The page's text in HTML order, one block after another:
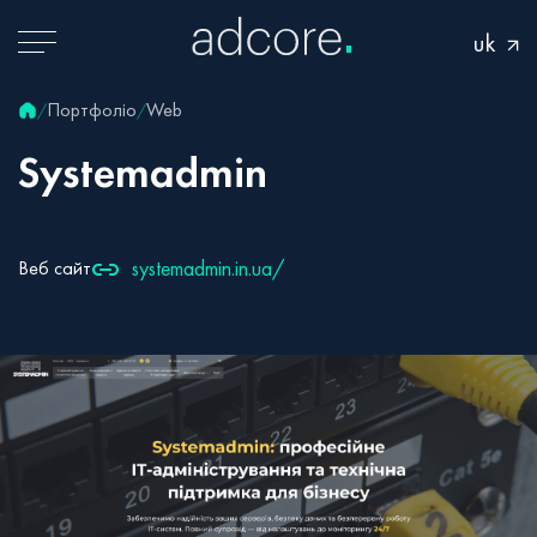
uk
/Портфоліо/Web
Systemadmin
Веб сайт systemadmin.in.ua/